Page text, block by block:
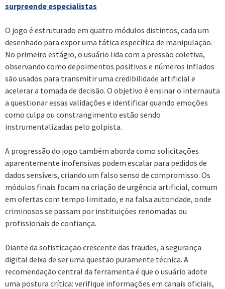
surpreende especialistas
O jogo é estruturado em quatro módulos distintos, cada um
desenhado para expor uma tática específica de manipulação.
No primeiro estágio, o usuário lida com a pressão coletiva,
observando como depoimentos positivos e números inflados
são usados para transmitir uma credibilidade artificial e
acelerar a tomada de decisão. O objetivo é ensinar o internauta
a questionar essas validações e identificar quando emoções
como culpa ou constrangimento estão sendo
instrumentalizadas pelo golpista.
A progressão do jogo também aborda como solicitações
aparentemente inofensivas podem escalar para pedidos de
dados sensíveis, criando um falso senso de compromisso. Os
módulos finais focam na criação de urgência artificial, comum
em ofertas com tempo limitado, e na falsa autoridade, onde
criminosos se passam por instituições renomadas ou
profissionais de confiança.
Diante da sofisticação crescente das fraudes, a segurança
digital deixa de ser uma questão puramente técnica. A
recomendação central da ferramenta é que o usuário adote
uma postura crítica: verifique informações em canais oficiais,